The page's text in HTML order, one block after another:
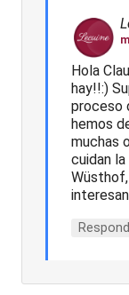
Hola
hay!!:)
proceso
hemos
muchas
cuidan